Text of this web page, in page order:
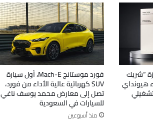
“شريك
هيونداي
التشغيلي
فورد موستانج Mach-E، أول سيارة
SUV كهربائية عالية الأداء من فورد،
تصل إلى معارض محمد يوسف ناغي
للسيارات في السعودية
منذ أسبوعين